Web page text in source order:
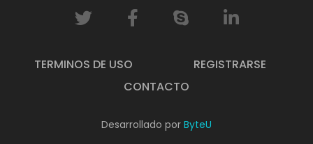
TERMINOS DE USO
REGISTRARSE
CONTACTO
Desarrollado por ByteU